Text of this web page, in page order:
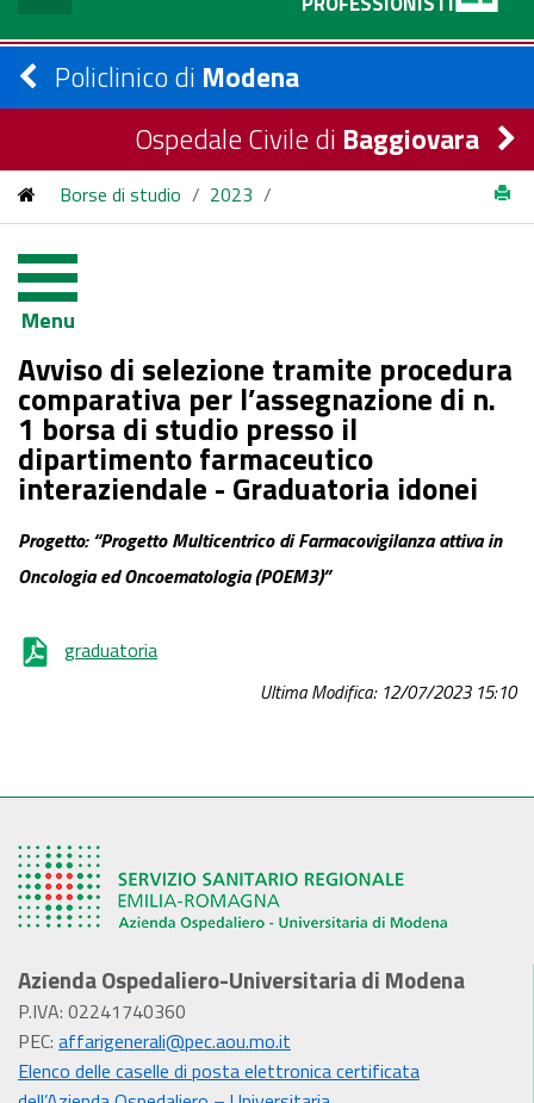
Policlinico di Modena
Ospedale Civile di Baggiovara
Borse di studio / 2023 /
l’assegnazione di n. 1 borsa di studio presso il dipartimento
farmaceutico interaziendale
Menu
Avviso di selezione tramite procedura
comparativa per l’assegnazione di n.
1 borsa di studio presso il
dipartimento farmaceutico
interaziendale - Graduatoria idonei
Progetto:“Progetto Multicentrico di Farmacovigilanza attiva in
Oncologia ed Oncoematologia (POEM3)”
graduatoria
Ultima Modifica: 12/07/2023 15:10
Azienda Ospedaliero-Universitaria di Modena
P.IVA: 02241740360
PEC: affarigenerali@pec.aou.mo.it
Elenco delle caselle di posta elettronica certificata